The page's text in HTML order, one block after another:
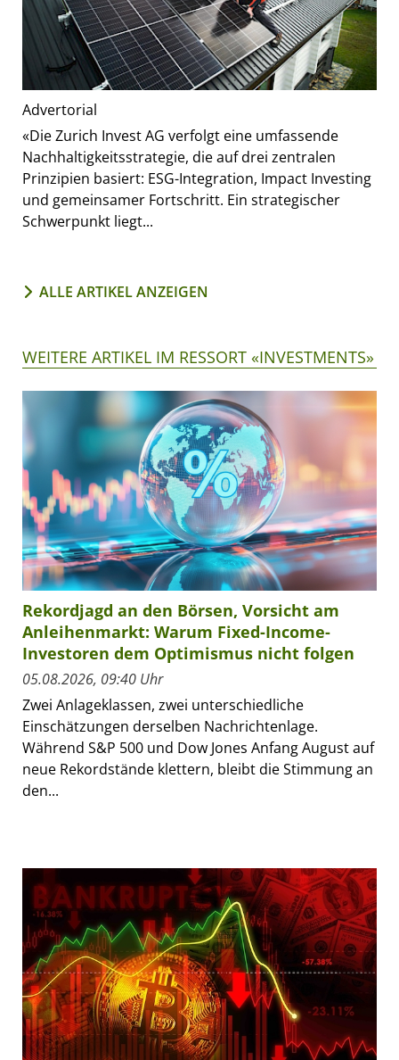
Advertorial
«Die Zurich Invest AG verfolgt eine umfassende
Nachhaltigkeitsstrategie, die auf drei zentralen
Prinzipien basiert: ESG-Integration, Impact Investing
und gemeinsamer Fortschritt. Ein strategischer
Schwerpunkt liegt...
ALLE ARTIKEL ANZEIGEN
WEITERE ARTIKEL IM RESSORT «INVESTMENTS»
Rekordjagd an den Börsen, Vorsicht am
Anleihenmarkt: Warum Fixed-Income-
Investoren dem Optimismus nicht folgen
05.08.2026, 09:40 Uhr
Zwei Anlageklassen, zwei unterschiedliche
Einschätzungen derselben Nachrichtenlage.
Während S&P 500 und Dow Jones Anfang August auf
neue Rekordstände klettern, bleibt die Stimmung an
den...